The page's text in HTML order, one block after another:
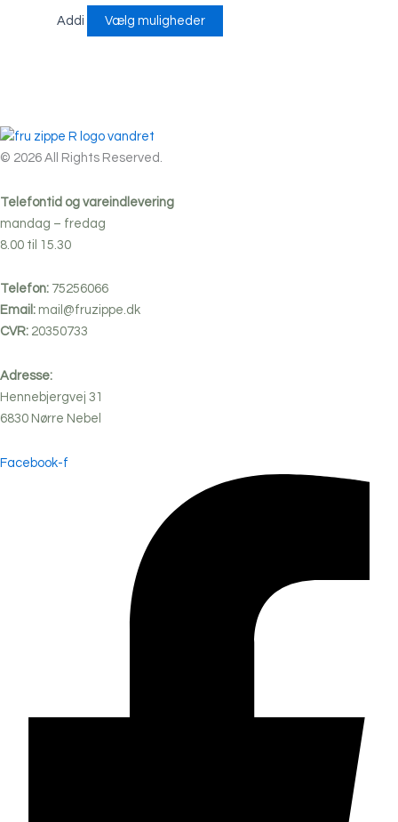
Addi Vælg muligheder
© 2026 All Rights Reserved.
Telefontid og vareindlevering
mandag – fredag
8.00 til 15.30
Telefon: 75256066
Email: mail@fruzippe.dk
CVR: 20350733
Adresse:
Hennebjergvej 31
6830 Nørre Nebel
Facebook-f